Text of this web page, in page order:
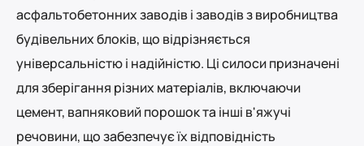
асфальтобетонних заводів і заводів з виробництва
будівельних блоків, що відрізняється
універсальністю і надійністю. Ці силоси призначені
для зберігання різних матеріалів, включаючи
цемент, вапняковий порошок та інші в'яжучі
речовини, що забезпечує їх відповідність